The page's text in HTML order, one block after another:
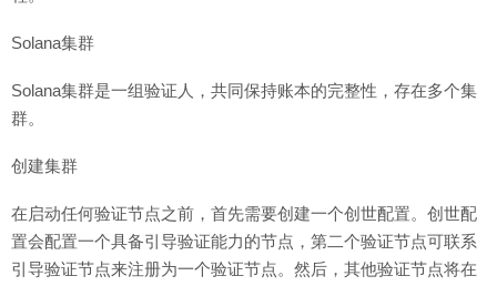
Solana集群
Solana集群是一组验证人，共同保持账本的完整性，存在多个集
群。
创建集群
在启动任何验证节点之前，首先需要创建一个创世配置。创世配
置会配置一个具备引导验证能力的节点，第二个验证节点可联系
引导验证节点来注册为一个验证节点。然后，其他验证节点将在